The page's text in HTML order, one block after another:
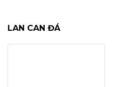
LAN CAN ĐÁ